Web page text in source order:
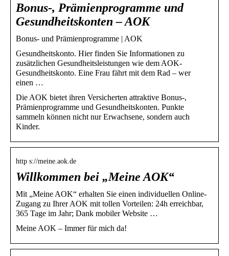
Bonus-, Prämienprogramme und
Gesundheitskonten – AOK
Bonus- und Prämienprogramme | AOK
Gesundheitskonto. Hier finden Sie Informationen zu
zusätzlichen Gesundheitsleistungen wie dem AOK-
Gesundheitskonto. Eine Frau fährt mit dem Rad – wer
einen …
Die AOK bietet ihren Versicherten attraktive Bonus-,
Prämienprogramme und Gesundheitskonten. Punkte
sammeln können nicht nur Erwachsene, sondern auch
Kinder.
http s://meine.aok.de
Willkommen bei „Meine AOK“
Mit „Meine AOK“ erhalten Sie einen individuellen Online-
Zugang zu Ihrer AOK mit tollen Vorteilen: 24h erreichbar,
365 Tage im Jahr; Dank mobiler Website …
Meine AOK – Immer für mich da!